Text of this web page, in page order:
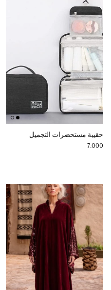
حقيبة مستحضرات التجميل
Regular price
7.000